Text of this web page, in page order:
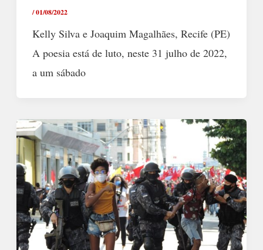
/01/08/2022
Kelly Silva e Joaquim Magalhães, Recife (PE)
A poesia está de luto, neste 31 julho de 2022,
a um sábado